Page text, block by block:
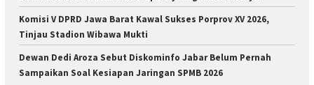
Komisi V DPRD Jawa Barat Kawal Sukses Porprov XV 2026,
Tinjau Stadion Wibawa Mukti
Dewan Dedi Aroza Sebut Diskominfo Jabar Belum Pernah
Sampaikan Soal Kesiapan Jaringan SPMB 2026